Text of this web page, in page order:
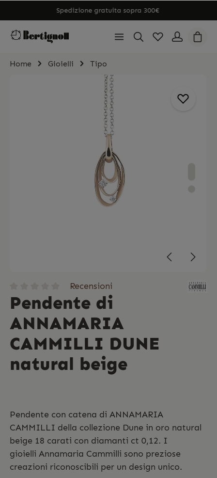
Spedizione gratuita sopra 300€
Home Gioielli Tipo
Recensioni
Pendente di
ANNAMARIA
CAMMILLI DUNE
natural beige
Pendente con catena di ANNAMARIA
CAMMILLI della collezione Dune in oro natural
beige 18 carati con diamanti ct 0,12. I
gioielli Annamaria Cammilli sono preziose
creazioni riconoscibili per un design unico.